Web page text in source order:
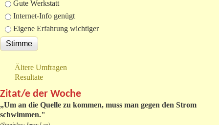
Gute Werkstatt
Internet-Info genügt
Eigene Erfahrung wichtiger
Ältere Umfragen
Resultate
Zitat/e der Woche
„Um an die Quelle zu kommen, muss man gegen den Strom
schwimmen."